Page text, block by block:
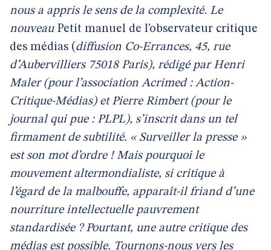
nous a appris le sens de la complexité. Le
nouveauPetit manuel de l’observateur critique
des médias (diffusion Co-Errances, 45, rue
d’Aubervilliers 75018 Paris), rédigé par Henri
Maler (pour l’association Acrimed : Action-
Critique-Médias) et Pierre Rimbert (pour le
journal qui pue : PLPL), s’inscrit dans un tel
firmament de subtilité. « Surveiller la presse »
est son mot d’ordre ! Mais pourquoi le
mouvement altermondialiste, si critique à
l’égard de la malbouffe, apparaît-il friand d’une
nourriture intellectuelle pauvrement
standardisée ? Pourtant, une autre critique des
médias est possible. Tournons-nous vers les